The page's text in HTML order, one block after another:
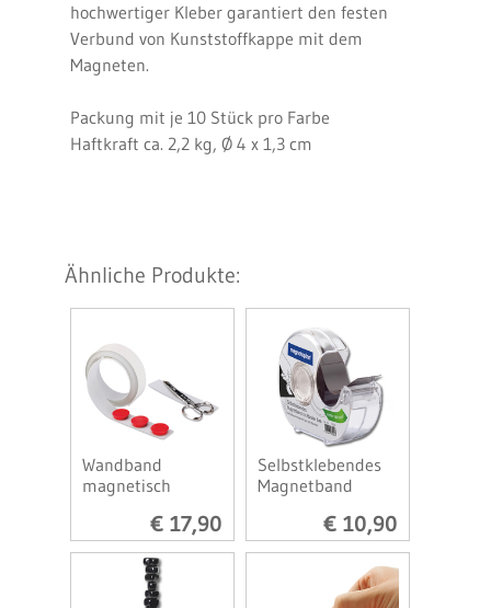
hochwertiger Kleber garantiert den festen
Verbund von Kunststoffkappe mit dem
Magneten.
Packung mit je 10 Stück pro Farbe
Haftkraft ca. 2,2 kg, Ø 4 x 1,3 cm
Ähnliche Produkte:
Wandband
magnetisch
€ 17,90
Selbstklebendes
Magnetband
€ 10,90